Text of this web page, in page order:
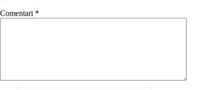
Comentari *